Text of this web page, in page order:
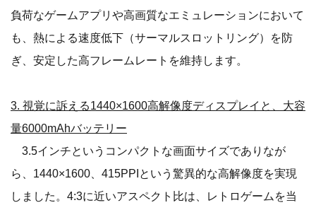
負荷なゲームアプリや高画質なエミュレーションにおいて
も、熱による速度低下（サーマルスロットリング）を防
ぎ、安定した高フレームレートを維持します。
3. 視覚に訴える1440×1600高解像度ディスプレイと、大容
量6000mAhバッテリー
3.5インチというコンパクトな画面サイズでありなが
ら、1440×1600、415PPIという驚異的な高解像度を実現
しました。4:3に近いアスペクト比は、レトロゲームを当